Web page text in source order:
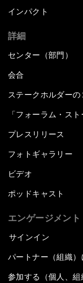
インパクト
詳細
センター（部門）
会合
ステークホルダーの
「フォーラム・スト
プレスリリース
フォトギャラリー
ビデオ
ポッドキャスト
エンゲージメント
サインイン
パートナー（組織）
参加する（個人、組